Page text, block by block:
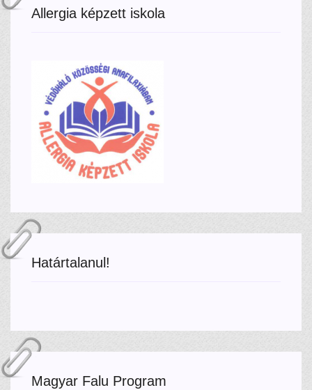
Allergia képzett iskola
Határtalanul!
Magyar Falu Program